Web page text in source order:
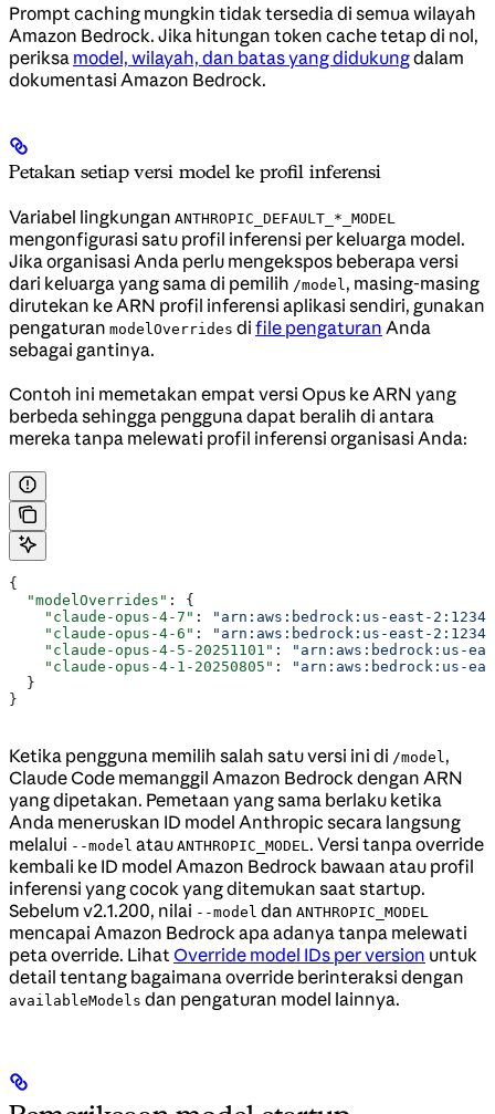
Prompt caching mungkin tidak tersedia di semua wilayah
Amazon Bedrock. Jika hitungan token cache tetap di nol,
periksa model, wilayah, dan batas yang didukungdalam
dokumentasi Amazon Bedrock.
Petakan setiap versi model ke profil inferensi
Variabel lingkungan ANTHROPIC_DEFAULT_*_MODEL
mengonfigurasi satu profil inferensi per keluarga model.
Jika organisasi Anda perlu mengekspos beberapa versi
dari keluarga yang sama di pemilih /model, masing-masing
dirutekan ke ARN profil inferensi aplikasi sendiri, gunakan
pengaturan modelOverrides di file pengaturan Anda
sebagai gantinya.
Contoh ini memetakan empat versi Opus ke ARN yang
berbeda sehingga pengguna dapat beralih di antara
mereka tanpa melewati profil inferensi organisasi Anda:
{
  "modelOverrides"
: {
    "claude-opus-4-7"
:
"arn:aws:bedrock:us-east-
    "claude-opus-4-6"
:
"arn:aws:bedrock:us-east-
    "claude-opus-4-5-20251101"
:
"arn:aws:bedrock:us-
    "claude-opus-4-1-20250805"
:
"arn:aws:bedrock:us-
  }
}
Ketika pengguna memilih salah satu versi ini di /model,
Claude Code memanggil Amazon Bedrock dengan ARN
yang dipetakan. Pemetaan yang sama berlaku ketika
Anda meneruskan ID model Anthropic secara langsung
melalui --model atau ANTHROPIC_MODEL. Versi tanpa override
kembali ke ID model Amazon Bedrock bawaan atau profil
inferensi yang cocok yang ditemukan saat startup.
Sebelum v2.1.200, nilai --model dan ANTHROPIC_MODEL
mencapai Amazon Bedrock apa adanya tanpa melewati
peta override. LihatOverride model IDs per version untuk
detail tentang bagaimana override berinteraksi dengan
availableModels dan pengaturan model lainnya.